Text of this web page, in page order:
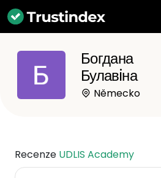
Богдана
Булавiна
Německo
Recenze UDLIS Academy